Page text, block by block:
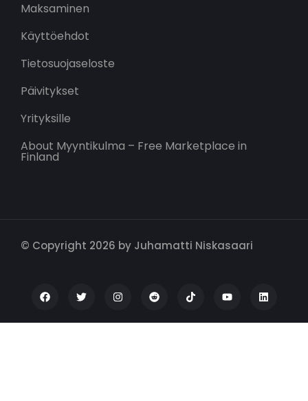
Maksaminen
Käyttöehdot
Tietosuojaseloste
Päivitykset
Yrityksille
About Myyntikulma – Free Marketplace in
Finland
© Copyright 2026 by Juhamatti Niskasaari